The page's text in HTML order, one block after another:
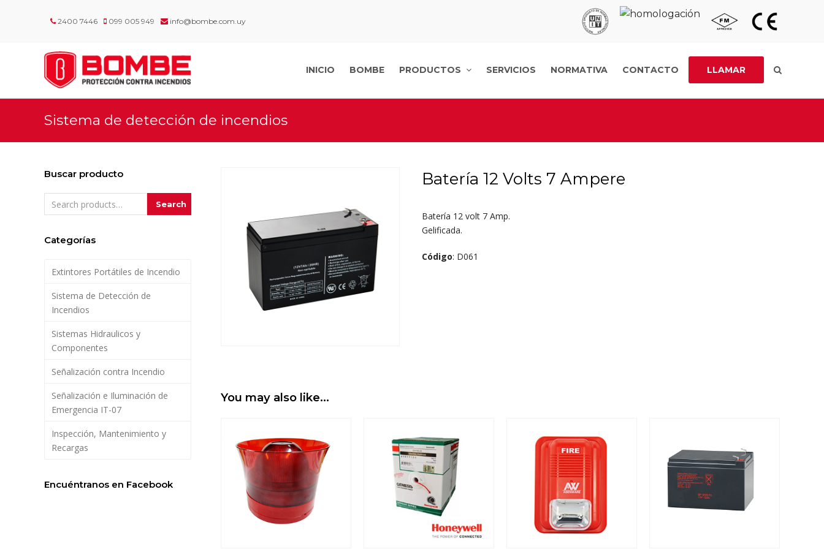
2400 7446 099 005 949 info@bombe.com.uy
INICIO BOMBE PRODUCTOS SERVICIOS NORMATIVA CONTACTO LLAMAR
Sistema de detección de incendios
Batería 12 Volts 7 Ampere
Batería 12 volt 7 Amp.
Gelificada.
Código: D061
You may also like…
Buscar producto
Search
Categorías
Extintores Portátiles de Incendio
Sistema de Detección de
Incendios
Sistemas Hidraulicos y
Componentes
Señalización contra Incendio
Señalización e Iluminación de
Emergencia IT-07
Inspección, Mantenimiento y
Recargas
Encuéntranos en Facebook